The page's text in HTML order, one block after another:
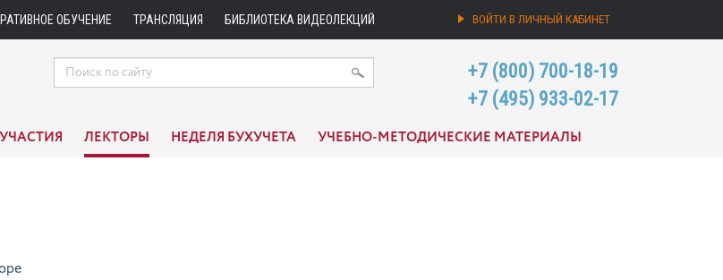
ОБУЧЕНИЕ ТРАНСЛЯЦИЯ БИБЛИОТЕКА ВИДЕОЛЕКЦИЙ ВОЙТИ В ЛИЧНЫЙ КАБИНЕТ
+7 (800) 700-18-19
+7 (495) 933-02-17
ЛЕКТОРЫ НЕДЕЛЯ БУХУЧЕТА УЧЕБНО-МЕТОДИЧЕСКИЕ МАТЕРИАЛЫ